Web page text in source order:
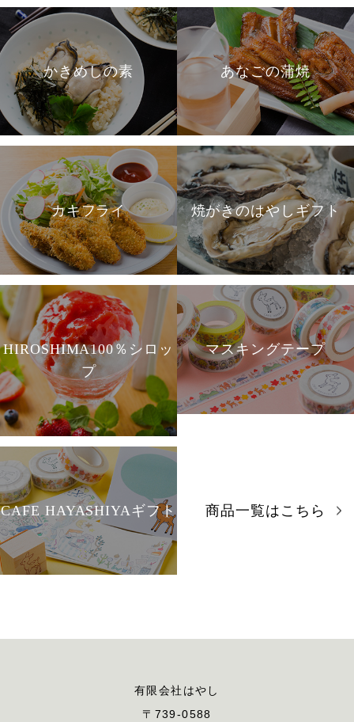
かきめしの素 あなごの蒲焼
カキフライ 焼がきのはやしギフト
HIROSHIMA100％シロッ
プ
マスキングテープ
CAFE HAYASHIYAギフト 商品一覧はこちら
有限会社はやし
〒739-0588